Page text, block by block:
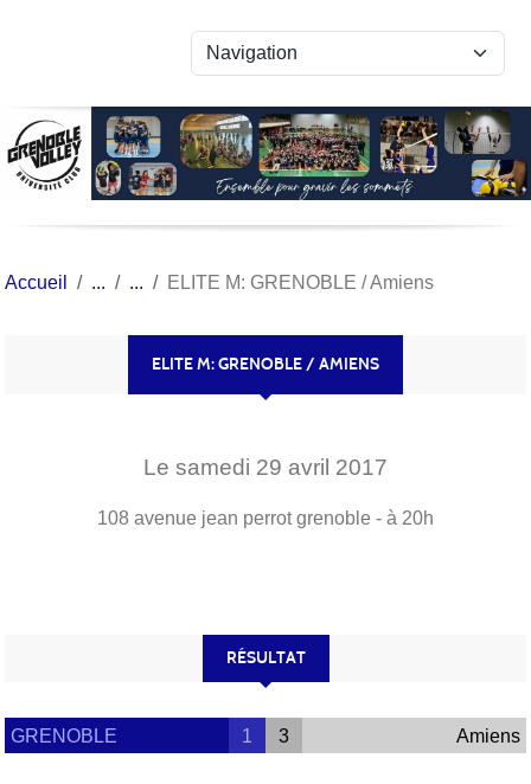
Accueil ELITE M: GRENOBLE / Amiens
ELITE M: GRENOBLE / AMIENS
Le samedi 29 avril 2017
108 avenue jean perrotgrenoble - à 20h
RÉSULTAT
GRENOBLE 1 3 Amiens